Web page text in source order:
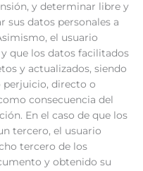
y determinar libre y
sus datos personales a
el usuario
que los datos facilitados
y actualizados, siendo
perjuicio, directo o
consecuencia del
En el caso de que los
tercero, el usuario
tercero de los
y obtenido su